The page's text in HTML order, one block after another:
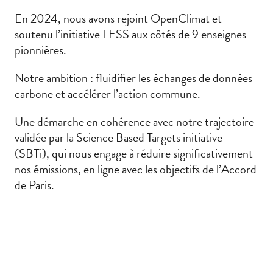
En 2024, nous avons rejoint OpenClimat et
soutenu l’initiative LESS aux côtés de 9 enseignes
pionnières.
Notre ambition : fluidifier les échanges de données
carbone et accélérer l’action commune.
Une démarche en cohérence avec notre trajectoire
validée par la Science Based Targets initiative
(SBTi), qui nous engage à réduire significativement
nos émissions, en ligne avec les objectifs de l’Accord
de Paris.